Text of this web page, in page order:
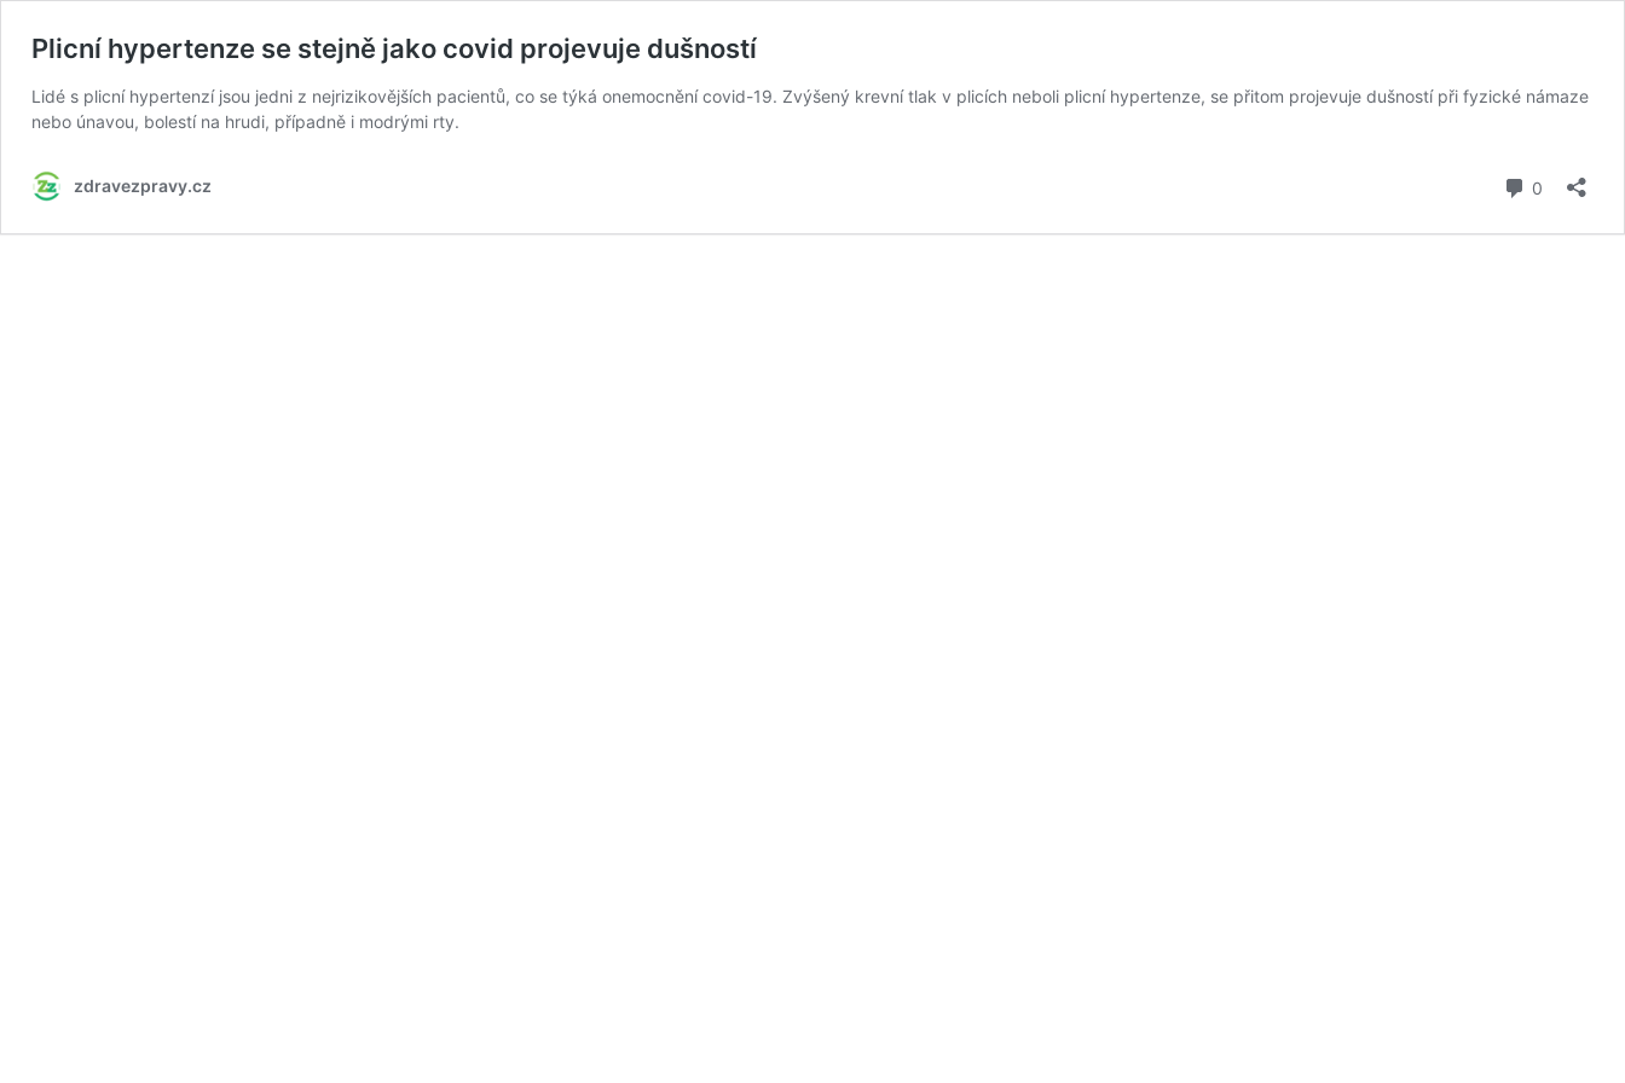
Plicní hypertenze se stejně jako covid projevuje dušností
Lidé s plicní hypertenzí jsou jedni z nejrizikovějších pacientů, co se týká onemocnění covid-19. Zvýšený krevní tlak v plicích neboli plicní hypertenze, se přitom projevuje dušností při fyzické námaze
nebo únavou, bolestí na hrudi, případně i modrými rty.
zdravezpravy.cz 0 komentářů